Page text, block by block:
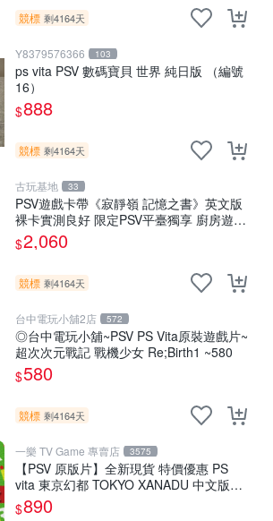
競標 剩4164天
Y8379576366 103
ps vita PSV 數碼寶貝 世界 純日版 （編號
16）
$888
競標 剩4164天
古玩基地 33
PSV遊戲卡帶《寂靜嶺 記憶之書》英文版
裸卡實測良好 限定PSV平臺獨享 廚房遊戲
獲得熱銷推薦 寂靜嶺 電玩遊戲 PSV卡帶
$2,060
競標 剩4164天
台中電玩小舖2店 572
◎台中電玩小舖~PSV PS Vita原裝遊戲片~
超次次元戰記 戰機少女 Re;Birth1 ~580
$580
競標 剩4164天
一樂 TV Game 專賣店 3575
【PSV 原版片】全新現貨 特價優惠 PS
vita 東京幻都 TOKYO XANADU 中文版
【台中一樂電玩】
$890